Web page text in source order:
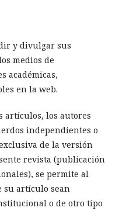
y divulgar sus
medios de
académicas,
en la web.
artículos, los autores
independientes o
de la versión
revista (publicación
se permite al
su artículo sean
o de otro tipo